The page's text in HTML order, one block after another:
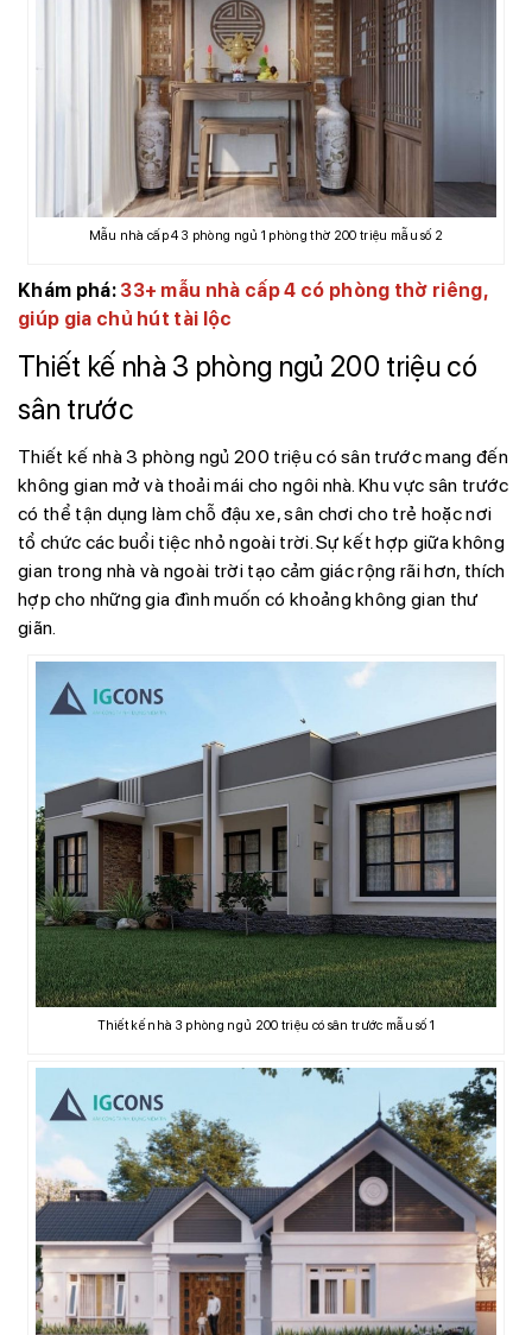
Mẫu nhà cấp 4 3 phòng ngủ 1 phòng thờ 200 triệu mẫu số 2
Khám phá: 33+ mẫu nhà cấp 4 có phòng thờ riêng,
giúp gia chủ hút tài lộc
Thiết kế nhà 3 phòng ngủ 200 triệu có
sân trước
Thiết kế nhà 3 phòng ngủ 200 triệu có sân trước mang đến
không gian mở và thoải mái cho ngôi nhà. Khu vực sân trước
có thể tận dụng làm chỗ đậu xe, sân chơi cho trẻ hoặc nơi
tổ chức các buổi tiệc nhỏ ngoài trời. Sự kết hợp giữa không
gian trong nhà và ngoài trời tạo cảm giác rộng rãi hơn, thích
hợp cho những gia đình muốn có khoảng không gian thư
giãn.
Thiết kế nhà 3 phòng ngủ 200 triệu có sân trước mẫu số 1